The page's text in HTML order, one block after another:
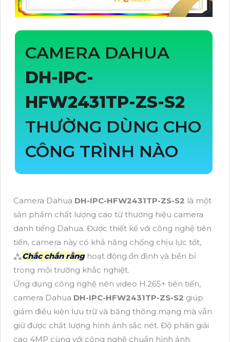
CAMERA DAHUA
DH-IPC-
HFW2431TP-ZS-S2
THƯỜNG DÙNG CHO
CÔNG TRÌNH NÀO
Camera Dahua DH-IPC-HFW2431TP-ZS-S2 là một
sản phẩm chất lượng cao từ thương hiệu camera
danh tiếng Dahua. Được thiết kế với công nghệ tiên
tiến, camera này có khả năng chống chịu lực tốt,
⁂Chắc chắn rằnghoạt động ổn định và bền bỉ
trong môi trường khắc nghiệt.
Ứng dụng công nghệ nén video H.265+ tiên tiến,
camera Dahua DH-IPC-HFW2431TP-ZS-S2 giúp
giảm điều kiện lưu trữ và băng thông mạng mà vẫn
giữ được chất lượng hình ảnh sắc nét. Độ phân giải
cao 4MP cùng với công nghệ chuẩn hình ảnh